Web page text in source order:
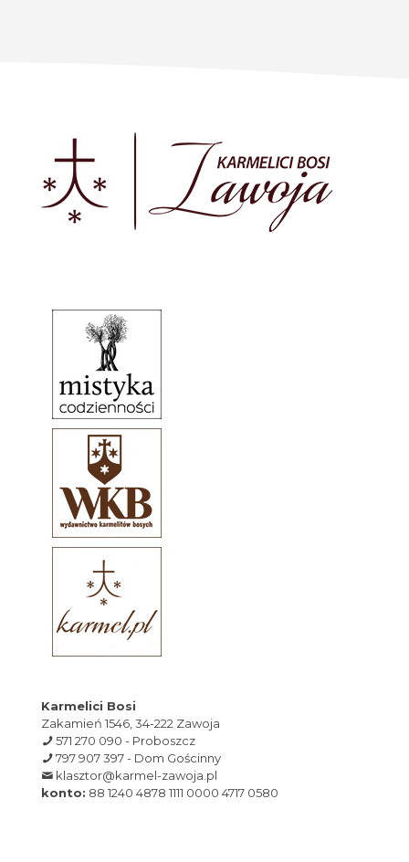
Karmelici Bosi
Zakamień 1546, 34-222 Zawoja
571 270 090 - Proboszcz
797 907 397 - Dom Gościnny
klasztor@karmel-zawoja.pl
konto: 88 1240 4878 1111 0000 4717 0580